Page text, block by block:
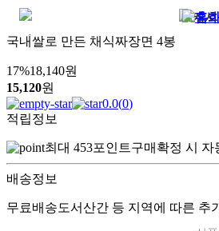
국내쌀로 만든 채식짜장면 4봉
17%18,140원
15,120원
0.0(0)
적립정보
최대 453포인트구매확정 시 자
배송정보
무료배송도서산간 등 지역에 따른 추